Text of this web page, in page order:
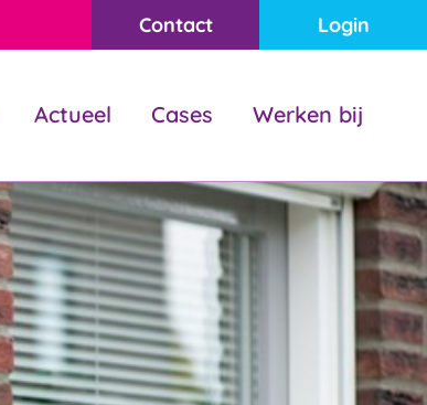
Contact Login
Actueel Cases Werken bij